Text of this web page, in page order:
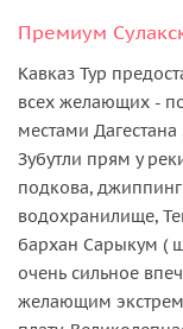
Кавказ Тур
всех желающих -
местами
Зубутли прям у
подкова,
водохранилище,
бархан Сарыкум (
очень сильное
желающим